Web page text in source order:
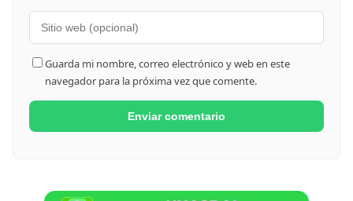
Guarda mi nombre, correo electrónico y web en este
navegador para la próxima vez que comente.